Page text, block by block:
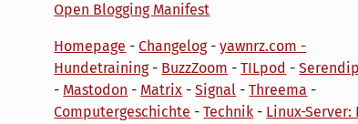
Open Blogging Manifest
Homepage -Changelog-yawnrz.com -
Hundetraining- BuzzZoom -TILpod -
- Mastodon - Matrix -Signal -Threema -
Computergeschichte -Technik - Linux-Server: